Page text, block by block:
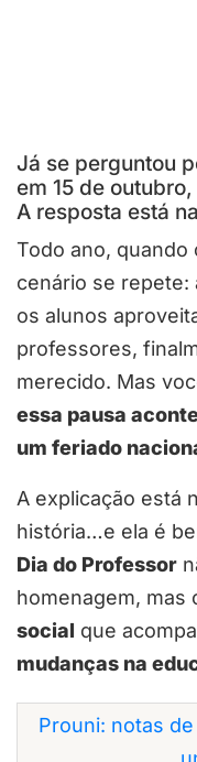
Já se perguntou
em 15 de
A resposta está
Todo ano, quando
cenário se repete:
os alunos
professores,
merecido. Mas
essa pausa
um feriado
A explicação está
história…e ela é
Dia do Professor
homenagem, mas
social que
mudanças na
Prouni: notas